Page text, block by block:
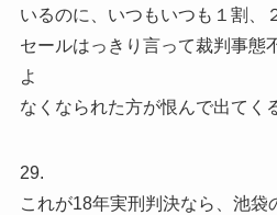
いるのに、いつもいつも１割、
セールはっきり言って裁判事態
よ
なくなられた方が恨んで出てく
29.
これが18年実刑判決なら、池袋